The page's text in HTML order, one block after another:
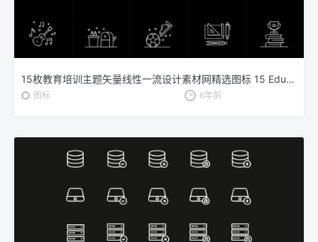
15枚教育培训主题矢量线性一流设计素材网精选图标 15 Education Vector Icons
图标 6年前